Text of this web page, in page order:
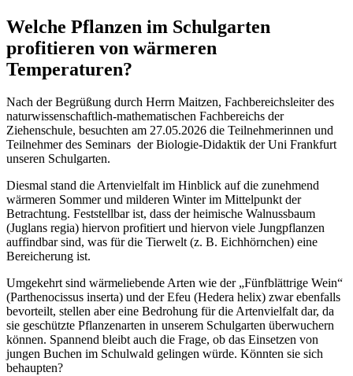
Welche Pflanzen im Schulgarten
profitieren von wärmeren
Temperaturen?
Nach der Begrüßung durch Herrn Maitzen, Fachbereichsleiter des
naturwissenschaftlich-mathematischen Fachbereichs der
Ziehenschule, besuchten am 27.05.2026 die Teilnehmerinnen und
Teilnehmer des Seminars der Biologie-Didaktik der Uni Frankfurt
unseren Schulgarten.
Diesmal stand die Artenvielfalt im Hinblick auf die zunehmend
wärmeren Sommer und milderen Winter im Mittelpunkt der
Betrachtung. Feststellbar ist, dass der heimische Walnussbaum
(Juglans regia) hiervon profitiert und hiervon viele Jungpflanzen
auffindbar sind, was für die Tierwelt (z. B. Eichhörnchen) eine
Bereicherung ist.
Umgekehrt sind wärmeliebende Arten wie der „Fünfblättrige Wein“
(Parthenocissus inserta) und der Efeu (Hedera helix) zwar ebenfalls
bevorteilt, stellen aber eine Bedrohung für die Artenvielfalt dar, da
sie geschützte Pflanzenarten in unserem Schulgarten überwuchern
können. Spannend bleibt auch die Frage, ob das Einsetzen von
jungen Buchen im Schulwald gelingen würde. Könnten sie sich
behaupten?